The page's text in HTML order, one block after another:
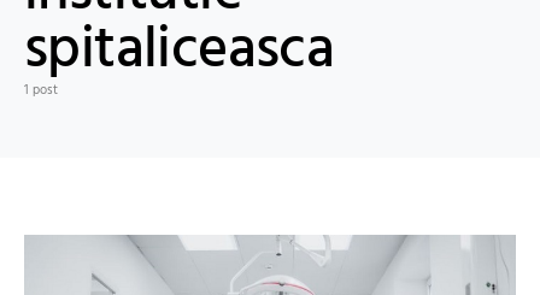
spitaliceasca
1 post